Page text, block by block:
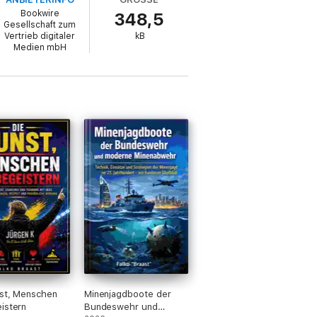
über die Auswahl geeigneter
Bookwire
Gesellschaft zum
Vertrieb digitaler
Medien mbH
348,5
kB
Menschen
Minenjagdboote der
Bundeswehr und